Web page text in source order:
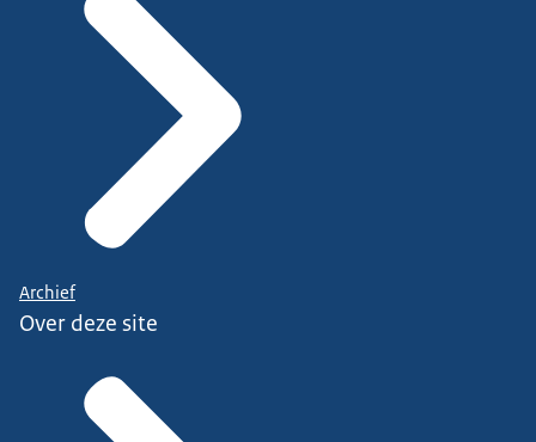
Archief
Over deze site